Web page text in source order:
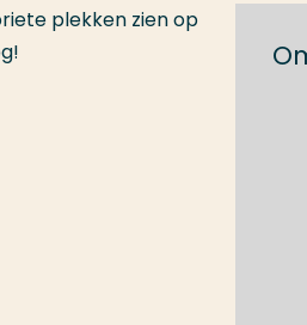
plekken zien op